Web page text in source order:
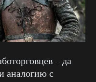
– да
аналогию с